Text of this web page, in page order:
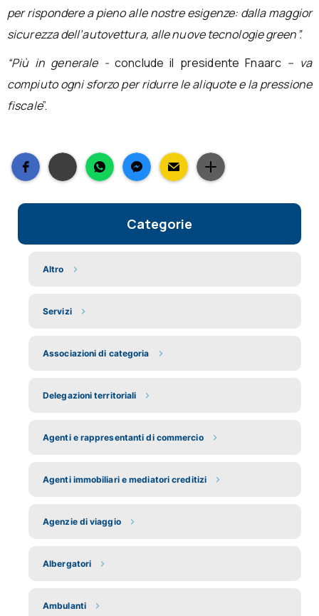
per rispondere a pieno alle nostre esigenze: dalla maggior
sicurezza dell’autovettura, alle nuove tecnologie green”.
“Più in generale -conclude il presidente Fnaarc– va
compiuto ogni sforzo per ridurre le aliquote e la pressione
fiscale”.
Categorie
Altro
Servizi
Associazioni di categoria
Delegazioni territoriali
Agenti e rappresentanti di commercio
Agenti immobiliari e mediatori creditizi
Agenzie di viaggio
Albergatori
Ambulanti